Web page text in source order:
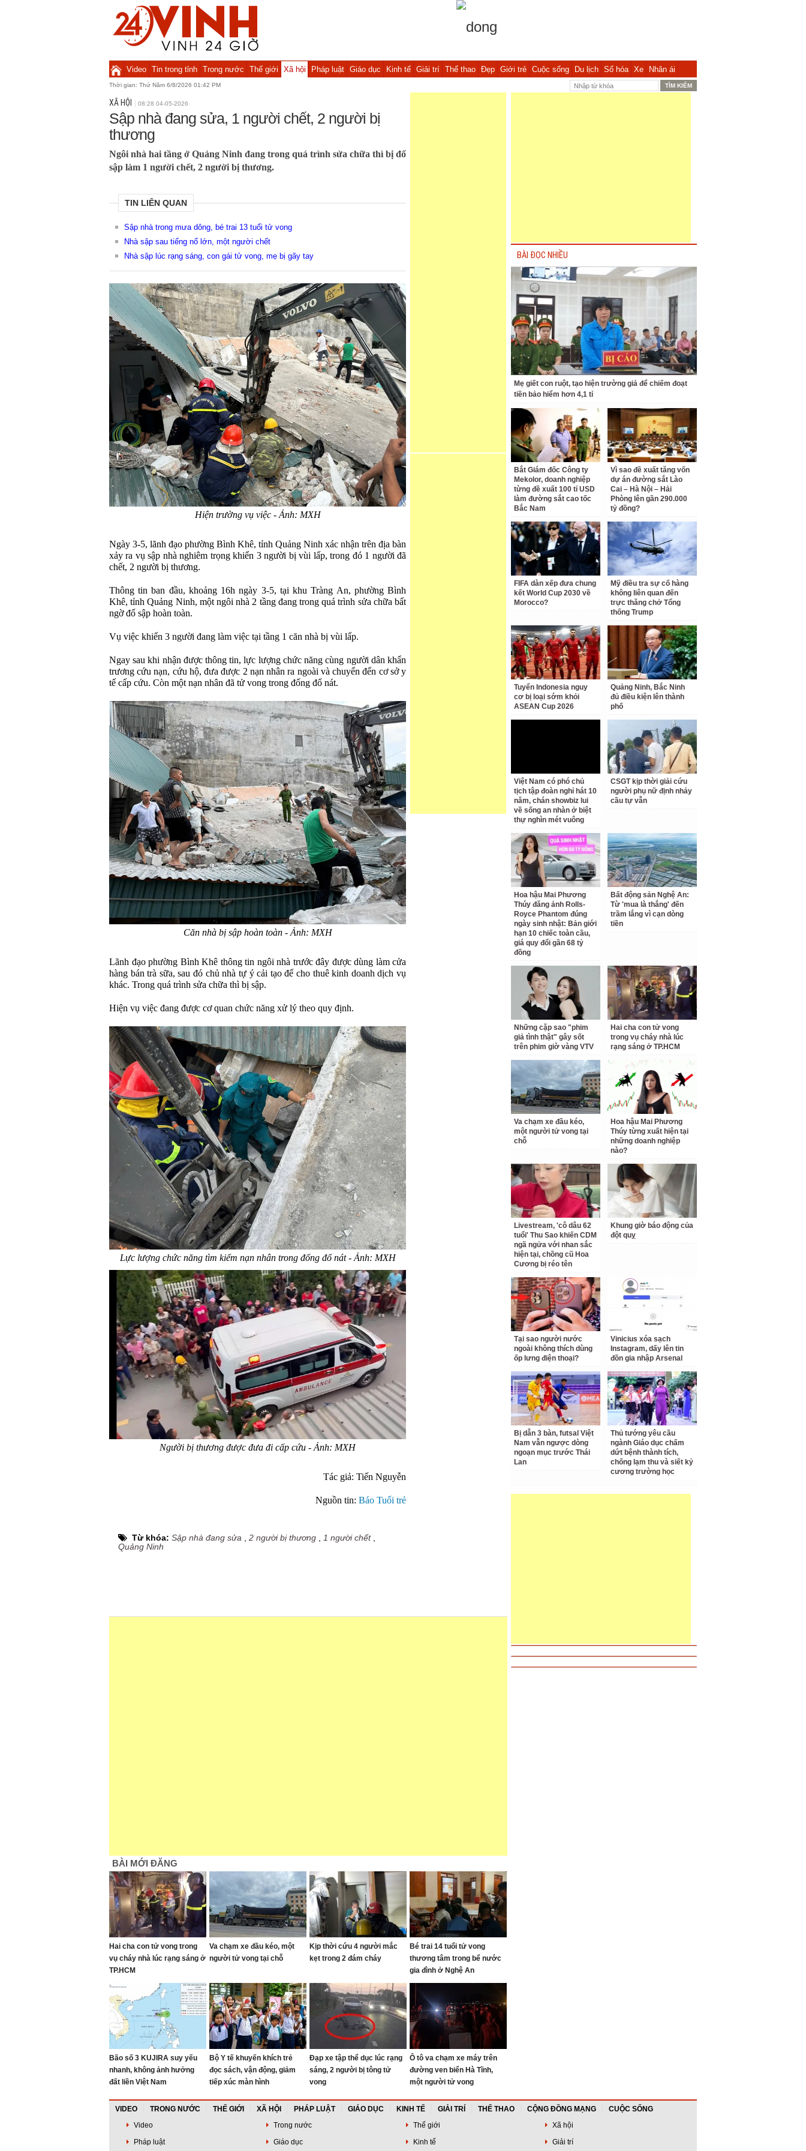
Video Tin trong tỉnh Trong nước Thế giới Xã hội Pháp luật Giáo dục Kinh tế Giải trí Thể thao Đẹp Giới trẻ Cuộc sống Du lịch Số hóa Xe Nhân ái
Thời gian: Thứ Năm 6/8/2026 01:43 PM
XÃ HỘI 08:28 04-05-2026
Sập nhà đang sửa, 1 người chết, 2 người bị
thương
Ngôi nhà hai tầng ở Quảng Ninh đang trong quá trình sửa chữa thì bị đổ
sập làm 1 người chết, 2 người bị thương.
TIN LIÊN QUAN
Sập nhà trong mưa dông, bé trai 13 tuổi tử vong
Nhà sập sau tiếng nổ lớn, một người chết
Nhà sập lúc rạng sáng, con gái tử vong, mẹ bị gãy tay
Hiện trường vụ việc - Ảnh: MXH
Ngày 3-5, lãnh đạo phường Bình Khê, tỉnh Quảng Ninh xác nhận trên địa bàn
xảy ra vụ sập nhà nghiêm trọng khiến 3 người bị vùi lấp, trong đó 1 người đã
chết, 2 người bị thương.
Thông tin ban đầu, khoảng 16h ngày 3-5, tại khu Tràng An, phường Bình
Khê, tỉnh Quảng Ninh, một ngôi nhà 2 tầng đang trong quá trình sửa chữa bất
ngờ đổ sập hoàn toàn.
Vụ việc khiến 3 người đang làm việc tại tầng 1 căn nhà bị vùi lấp.
Ngay sau khi nhận được thông tin, lực lượng chức năng cùng người dân khẩn
trương cứu nạn, cứu hộ, đưa được 2 nạn nhân ra ngoài và chuyển đến cơ sở y
tế cấp cứu. Còn một nạn nhân đã tử vong trong đống đổ nát.
Căn nhà bị sập hoàn toàn - Ảnh: MXH
Lãnh đạo phường Bình Khê thông tin ngôi nhà trước đây được dùng làm cửa
hàng bán trà sữa, sau đó chủ nhà tự ý cải tạo để cho thuê kinh doanh dịch vụ
khác. Trong quá trình sửa chữa thì bị sập.
Hiện vụ việc đang được cơ quan chức năng xử lý theo quy định.
Lực lượng chức năng tìm kiếm nạn nhân trong đống đổ nát - Ảnh: MXH
Người bị thương được đưa đi cấp cứu - Ảnh: MXH
Tác giả: Tiến Nguyễn
Nguồn tin: Báo Tuổi trẻ
Từ khóa: Sập nhà đang sửa 2 người bị thương 1 người chết,
Quảng Ninh
BÀI MỚI ĐĂNG
Hai cha con tử vong trong
vụ cháy nhà lúc rạng sáng ở
TP.HCM
Va chạm xe đầu kéo, một
người tử vong tại chỗ
Kịp thời cứu 4 người mắc
kẹt trong 2 đám cháy
Bé trai 14 tuổi tử vong
thương tâm trong bể nước
gia đình ở Nghệ An
Bão số 3 KUJIRA suy yếu
nhanh, không ảnh hưởng
đất liền Việt Nam
Bộ Y tế khuyến khích trẻ
đọc sách, vận động, giảm
tiếp xúc màn hình
Đạp xe tập thể dục lúc rạng
sáng, 2 người bị tông tử
vong
Ô tô va chạm xe máy trên
đường ven biển Hà Tĩnh,
một người tử vong
BÀI ĐỌC NHIỀU
Mẹ giết con ruột, tạo hiện trường giả để chiếm đoạt
tiền bảo hiểm hơn 4,1 tỉ
Bắt Giám đốc Công ty
Mekolor, doanh nghiệp
từng đề xuất 100 tỉ USD
làm đường sắt cao tốc
Bắc Nam
Vì sao đề xuất tăng vốn
dự án đường sắt Lào
Cai – Hà Nội – Hải
Phòng lên gần 290.000
tỷ đồng?
FIFA dàn xếp đưa chung
kết World Cup 2030 về
Morocco?
Mỹ điều tra sự cố hàng
không liên quan đến
trực thăng chở Tổng
thống Trump
Tuyển Indonesia nguy
cơ bị loại sớm khỏi
ASEAN Cup 2026
Quảng Ninh, Bắc Ninh
đủ điều kiện lên thành
phố
Việt Nam có phó chủ
tịch tập đoàn nghỉ hát 10
năm, chán showbiz lui
về sống an nhàn ở biệt
thự nghìn mét vuông
CSGT kịp thời giải cứu
người phụ nữ định nhảy
cầu tự vẫn
Hoa hậu Mai Phương
Thúy đăng ảnh Rolls-
Royce Phantom đúng
ngày sinh nhật: Bản giới
hạn 10 chiếc toàn cầu,
giá quy đổi gần 68 tỷ
đồng
Bất động sản Nghệ An:
Từ 'mua là thắng' đến
trầm lắng vì cạn dòng
tiền
Những cặp sao "phim
giả tình thật" gây sốt
trên phim giờ vàng VTV
Hai cha con tử vong
trong vụ cháy nhà lúc
rạng sáng ở TP.HCM
Va chạm xe đầu kéo,
một người tử vong tại
chỗ
Hoa hậu Mai Phương
Thúy từng xuất hiện tại
những doanh nghiệp
nào?
Livestream, 'cô dâu 62
tuổi' Thu Sao khiến CDM
ngã ngửa với nhan sắc
hiện tại, chồng cũ Hoa
Cương bị réo tên
Khung giờ báo động của
đột quỵ
Tại sao người nước
ngoài không thích dùng
ốp lưng điện thoại?
Vinicius xóa sạch
Instagram, dấy lên tin
đồn gia nhập Arsenal
Bị dẫn 3 bàn, futsal Việt
Nam vẫn ngược dòng
ngoạn mục trước Thái
Lan
Thủ tướng yêu cầu
ngành Giáo dục chấm
dứt bệnh thành tích,
chống lạm thu và siết kỷ
cương trường học
VIDEO TRONG NƯỚC THẾ GIỚI XÃ HỘI PHÁP LUẬT GIÁO DỤC KINH TẾ GIẢI TRÍ THỂ THAO CỘNG ĐỒNG MẠNG
CUỘC SỐNG
Video
Trong nước Thế giới
Xã hội
Pháp luật
Giáo dục Kinh tế Giải trí